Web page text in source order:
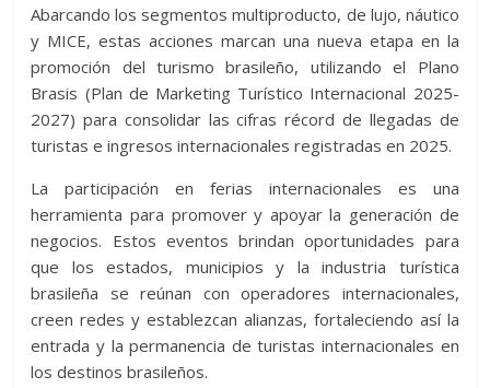
Abarcando los segmentos multiproducto, de lujo, náutico
y MICE, estas acciones marcan una nueva etapa en la
promoción del turismo brasileño, utilizando el Plano
Brasis (Plan de Marketing Turístico Internacional 2025-
2027) para consolidar las cifras récord de llegadas de
turistas e ingresos internacionales registradas en 2025.
La participación en ferias internacionales es una
herramienta para promover y apoyar la generación de
negocios. Estos eventos brindan oportunidades para
que los estados, municipios y la industria turística
brasileña se reúnan con operadores internacionales,
creen redes y establezcan alianzas, fortaleciendo así la
entrada y la permanencia de turistas internacionales en
los destinos brasileños.